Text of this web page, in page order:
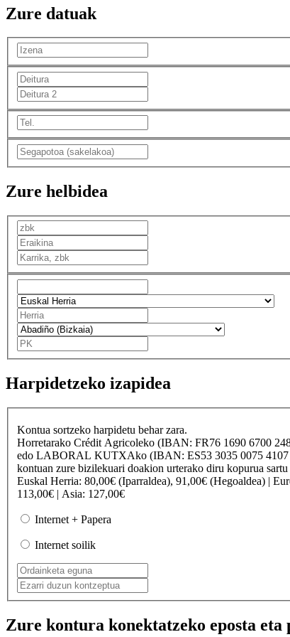
Zure datuak
Zure helbidea
Harpidetzeko izapidea
Kontua sortzeko harpidetu behar zara.
Horretarako Crédit Agricoleko (IBAN: FR76 1690 6700
edo LABORAL KUTXAko (IBAN: ES53 3035 0075
kontuan zure bizilekuari doakion urterako diru kopurua sartu
Euskal Herria: 80,00€ (Iparraldea), 91,00€ (Hegoaldea) |
113,00€ | Asia: 127,00€
Internet + Papera
Internet soilik
Zure kontura konektatzeko eposta eta